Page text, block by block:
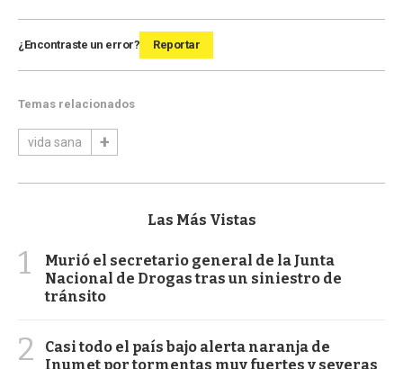
¿Encontraste un error? Reportar
Temas relacionados
vida sana
Las Más Vistas
1
Murió el secretario general de la Junta
Nacional de Drogas tras un siniestro de
tránsito
2
Casi todo el país bajo alerta naranja de
Inumet por tormentas muy fuertes y severas